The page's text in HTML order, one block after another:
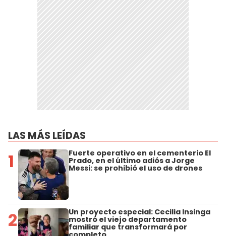
LAS MÁS LEÍDAS
1 Fuerte operativo en el cementerio El
Prado, en el último adiós a Jorge
Messi: se prohibió el uso de drones
2 Un proyecto especial: Cecilia Insinga
mostró el viejo departamento
familiar que transformará por